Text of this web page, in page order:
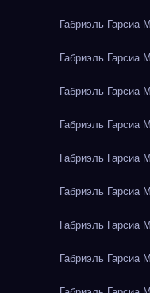
Габриэль Гарсиа
Габриэль Гарсиа
Габриэль Гарсиа
Габриэль Гарсиа
Габриэль Гарсиа
Габриэль Гарсиа
Габриэль Гарсиа
Габриэль Гарсиа